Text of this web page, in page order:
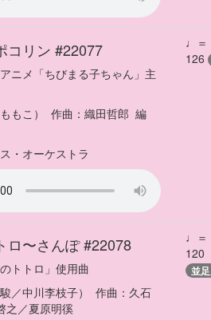
コリン #22077
ニメ「ちびまる子ちゃん」主
もこ） 作曲： 織田哲郎 編
・オーケストラ
♩＝
126
ロ〜さんぽ#22078
トトロ」使用曲
／中川李枝子） 作曲： 久石
之／夏原明徯
♩＝
120
並